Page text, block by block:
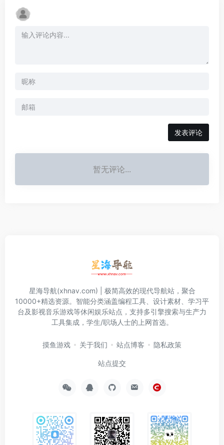
发表评论
暂无评论...
星海导航(xhnav.com) | 极简高效的现代导航站，聚合
10000+精选资源。智能分类涵盖编程工具、设计素材、学习平
台及影视音乐游戏等休闲娱乐站点，支持多引擎搜索与生产力
工具集成，学生/职场人士的上网首选。
摸鱼游戏 关于我们 站点博客 隐私政策
站点提交